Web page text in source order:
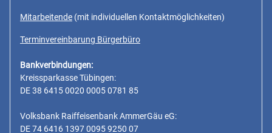
Mitarbeitende (mit individuellen Kontaktmöglichkeiten)
Terminvereinbarung Bürgerbüro
Bankverbindungen:
Kreissparkasse Tübingen:
DE 38 6415 0020 0005 0781 85
Volksbank Raiffeisenbank AmmerGäu eG:
DE 74 6416 1397 0095 9250 07